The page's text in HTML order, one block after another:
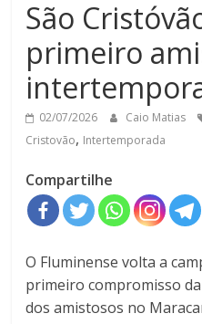
São
primeiro
02/07/2026 Caio Matias
Cristovão, Intertemporada
Compartilhe
O Fluminense volta a
primeiro compromisso
dos amistosos no